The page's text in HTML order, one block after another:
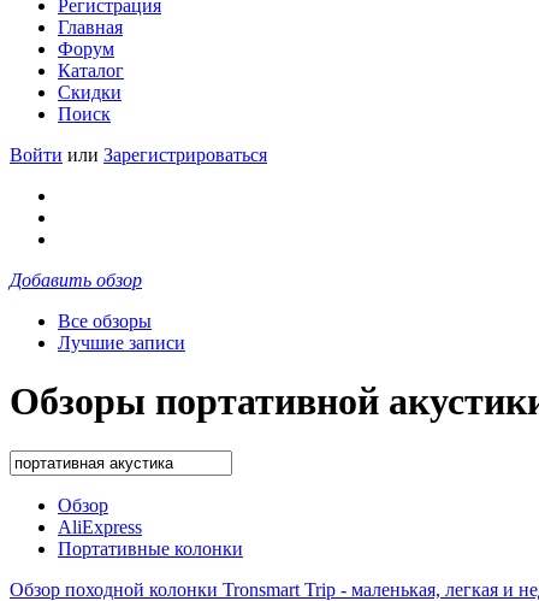
Регистрация
Главная
Форум
Каталог
Скидки
Поиск
Войти или Зарегистрироваться
Добавить обзор
Все обзоры
Лучшие записи
Обзоры портативной
Обзор
AliExpress
Портативные колонки
Обзор походной колонки Tronsmart Trip - маленькая, легкая и